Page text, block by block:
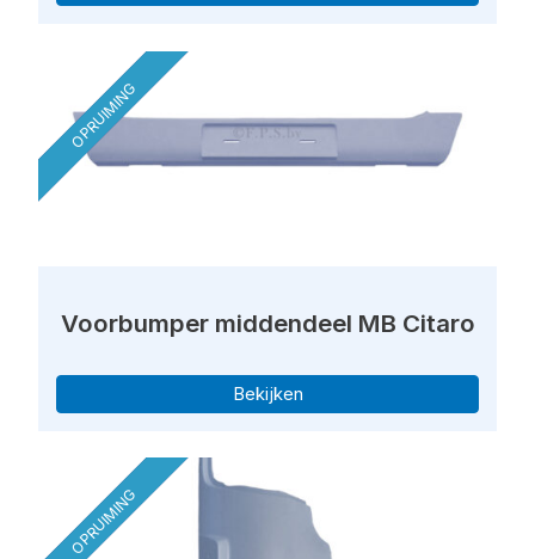
OPRUIMING
Voorbumper middendeel MB Citaro
Bekijken
OPRUIMING